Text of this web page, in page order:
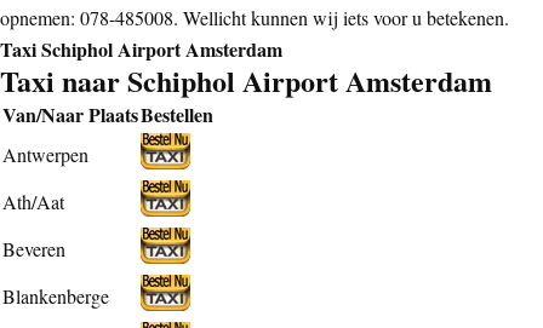
opnemen: 078-485008. Wellicht kunnen wij iets voor u betekenen.
Taxi Schiphol Airport Amsterdam
Taxi naar Schiphol Airport Amsterdam
Van/Naar PlaatsBestellen
Antwerpen
Ath/Aat
Beveren
Blankenberge